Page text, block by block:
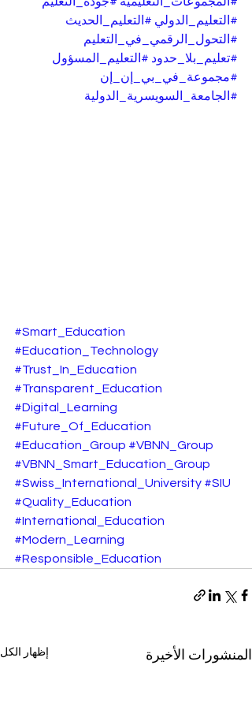
#التعليم_الدولي #التعليم_الحديث
#التحول_الرقمي_في_التعليم
#تعليم_بلا_حدود #التعليم_المسؤول
#مجموعة_في_بي_إن_إن
#الجامعة_السويسرية_الدولية
#Smart_Education
#Education_Technology
#Trust_In_Education
#Transparent_Education
#Digital_Learning
#Future_Of_Education
#Education_Group #VBNN_Group
#VBNN_Smart_Education_Group
#Swiss_International_University #SIU
#Quality_Education
#International_Education
#Modern_Learning
#Responsible_Education
المنشورات الأخيرة إظهار الكل